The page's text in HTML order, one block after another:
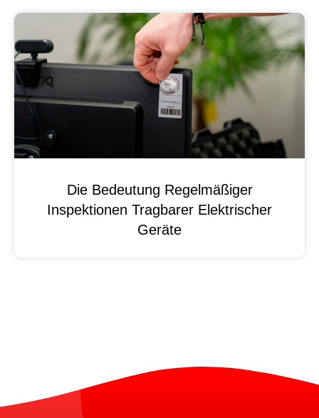
Die Bedeutung Regelmäßiger
Inspektionen Tragbarer Elektrischer
Geräte